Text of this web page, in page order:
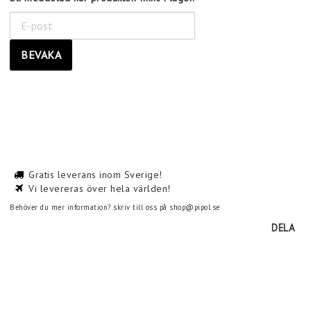
BEVAKA
Gratis leverans inom Sverige!
Vi levereras över hela världen!
Behöver du mer information? skriv till oss på shop@pipol.se
DELA